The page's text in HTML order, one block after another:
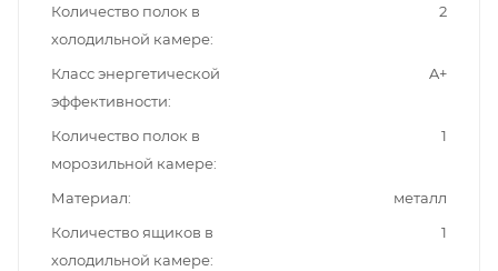
Количество полок в
холодильной камере
2
Класс энергетической
эффективности
A+
Количество полок в
морозильной камере
1
Материал
металл
Количество ящиков в
холодильной камере
1